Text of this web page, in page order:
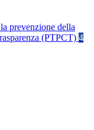
prevenzione della
(PTPCT) 4